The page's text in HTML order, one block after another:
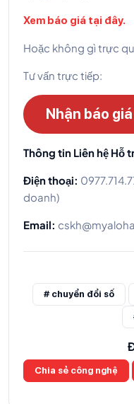
Xem báo giá tại đây.
Hoặc không gì trực
Tư vấn trực tiếp:
Nhận báo
Thông tin Liên hệ Hỗ
Điện thoại:
doanh)
Email:
# chuyển đổi số
Chia sẻ công nghệ